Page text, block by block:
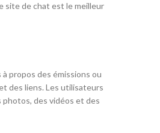
site de chat est le meilleur
propos des émissions ou
des liens. Les utilisateurs
des vidéos et des